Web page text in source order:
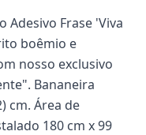
Adesivo Frase 'Viva
boêmio e
nosso exclusivo
Bananeira
cm. Área de
180 cm x 99